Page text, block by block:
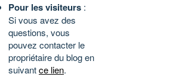
Pour les visiteurs :
Si vous avez des
questions, vous
pouvez contacter le
propriétaire du blog en
suivantce lien.